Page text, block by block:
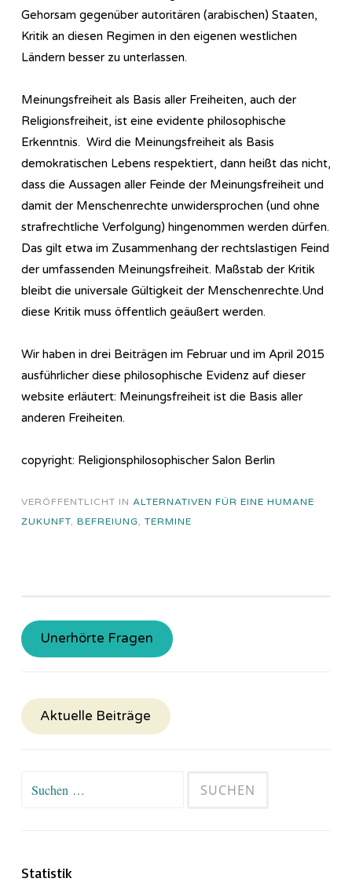
Gehorsam gegenüber autoritären (arabischen) Staaten,
Kritik an diesen Regimen in den eigenen westlichen
Ländern besser zu unterlassen.
Meinungsfreiheit als Basis aller Freiheiten, auch der
Religionsfreiheit, ist eine evidente philosophische
Erkenntnis. Wird die Meinungsfreiheit als Basis
demokratischen Lebens respektiert, dann heißt das nicht,
dass die Aussagen aller Feinde der Meinungsfreiheit und
damit der Menschenrechte unwidersprochen (und ohne
strafrechtliche Verfolgung) hingenommen werden dürfen.
Das gilt etwa im Zusammenhang der rechtslastigen Feind
der umfassenden Meinungsfreiheit. Maßstab der Kritik
bleibt die universale Gültigkeit der Menschenrechte.Und
diese Kritik muss öffentlich geäußert werden.
Wir haben in drei Beiträgen im Februar und im April 2015
ausführlicher diese philosophische Evidenz auf dieser
website erläutert: Meinungsfreiheit ist die Basis aller
anderen Freiheiten.
copyright: Religionsphilosophischer Salon Berlin
VERÖFFENTLICHT IN ALTERNATIVEN FÜR EINE HUMANE
ZUKUNFT, BEFREIUNG, TERMINE
Unerhörte Fragen
Aktuelle Beiträge
Suchen
Statistik